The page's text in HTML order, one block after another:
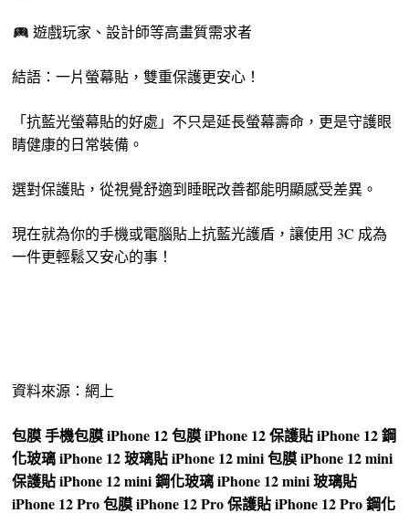
遊戲玩家、設計師等高畫質需求者
結語：一片螢幕貼，雙重保護更安心！
「抗藍光螢幕貼的好處」不只是延長螢幕壽命，更是守護眼
睛健康的日常裝備。
選對保護貼，從視覺舒適到睡眠改善都能明顯感受差異。
現在就為你的手機或電腦貼上抗藍光護盾，讓使用 3C 成為
一件更輕鬆又安心的事！
資料來源：網上
包膜手機包膜iPhone 12 包膜iPhone 12 保護貼iPhone 12 鋼
化玻璃iPhone 12 玻璃貼iPhone 12 mini 包膜iPhone 12 mini
保護貼iPhone 12 mini 鋼化玻璃iPhone 12 mini 玻璃貼
iPhone 12 Pro 包膜iPhone 12 Pro 保護貼iPhone 12 Pro 鋼化